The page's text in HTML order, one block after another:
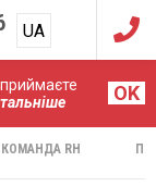
OK
UA
RU
КОМАНДА RH